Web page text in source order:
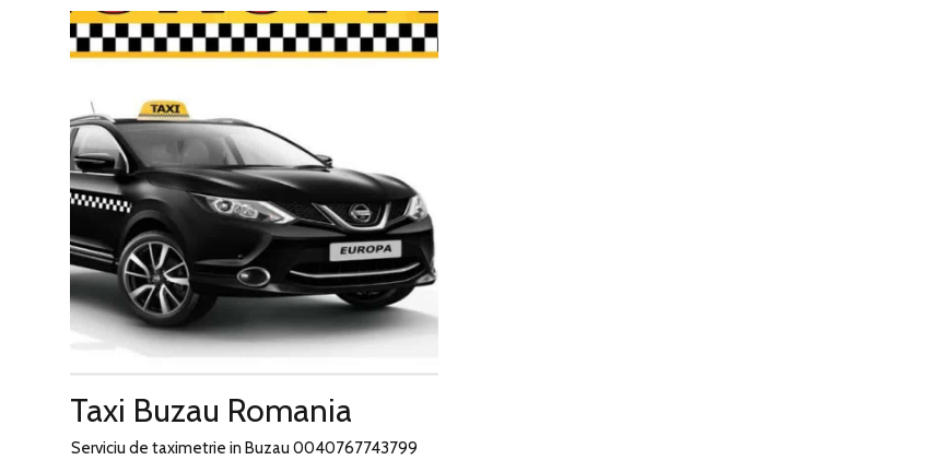
Taxi Buzau Romania
Serviciu de taximetrie in Buzau 0040767743799